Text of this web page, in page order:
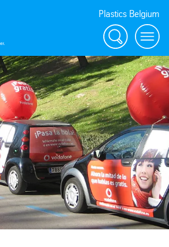
Plastics Belgium
Zoeken Menu